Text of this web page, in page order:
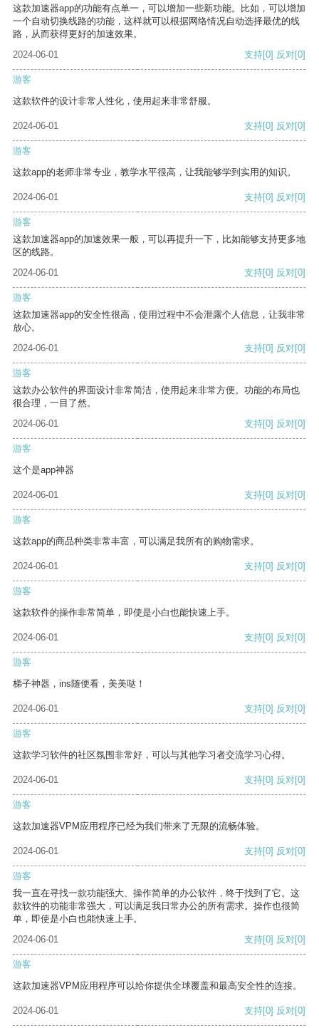
这款加速器app的功能有点单一，可以增加一些新功能。比如，可以增加
一个自动切换线路的功能，这样就可以根据网络情况自动选择最优的线
路，从而获得更好的加速效果。
2024-06-01
支持[0] 反对[0]
游客
这款软件的设计非常人性化，使用起来非常舒服。
2024-06-01 支持[0] 反对[0]
游客
这款app的老师非常专业，教学水平很高，让我能够学到实用的知识。
2024-06-01 支持[0] 反对[0]
游客
这款加速器app的加速效果一般，可以再提升一下，比如能够支持更多地
区的线路。
2024-06-01
支持[0] 反对[0]
游客
这款加速器app的安全性很高，使用过程中不会泄露个人信息，让我非常
放心。
2024-06-01
支持[0] 反对[0]
游客
这款办公软件的界面设计非常简洁，使用起来非常方便。功能的布局也
很合理，一目了然。
2024-06-01
支持[0] 反对[0]
游客
这个是app神器
2024-06-01 支持[0] 反对[0]
游客
这款app的商品种类非常丰富，可以满足我所有的购物需求。
2024-06-01 支持[0] 反对[0]
游客
这款软件的操作非常简单，即使是小白也能快速上手。
2024-06-01 支持[0] 反对[0]
游客
梯子神器，ins随便看，美美哒！
2024-06-01 支持[0] 反对[0]
游客
这款学习软件的社区氛围非常好，可以与其他学习者交流学习心得。
2024-06-01 支持[0] 反对[0]
游客
这款加速器VPM应用程序已经为我们带来了无限的流畅体验。
2024-06-01 支持[0] 反对[0]
游客
我一直在寻找一款功能强大、操作简单的办公软件，终于找到了它。这
款软件的功能非常强大，可以满足我日常办公的所有需求。操作也很简
单，即使是小白也能快速上手。
2024-06-01
支持[0] 反对[0]
游客
这款加速器VPM应用程序可以给你提供全球覆盖和最高安全性的连接。
2024-06-01 支持[0] 反对[0]